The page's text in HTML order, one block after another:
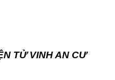
TỬ VINH AN CƯ